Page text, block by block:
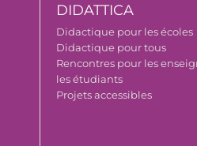
DIDATTICA
Didactique pour les écoles
Didactique pour tous
Rencontres pour les
les étudiants
Projets accessibles